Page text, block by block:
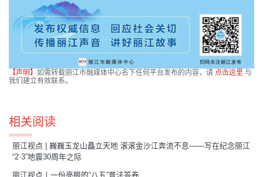
【声明】 如需转载丽江市融媒体中心名下任何平台发布的内容，请 点击这里 与
我们建立有效联系。
相关阅读
丽江视点 | 巍巍玉龙山矗立天地 滚滚金沙江奔流不息——写在纪念丽江
“2·3”地震30周年之际
丽江视点丨一份亮眼的“八五”普法答卷